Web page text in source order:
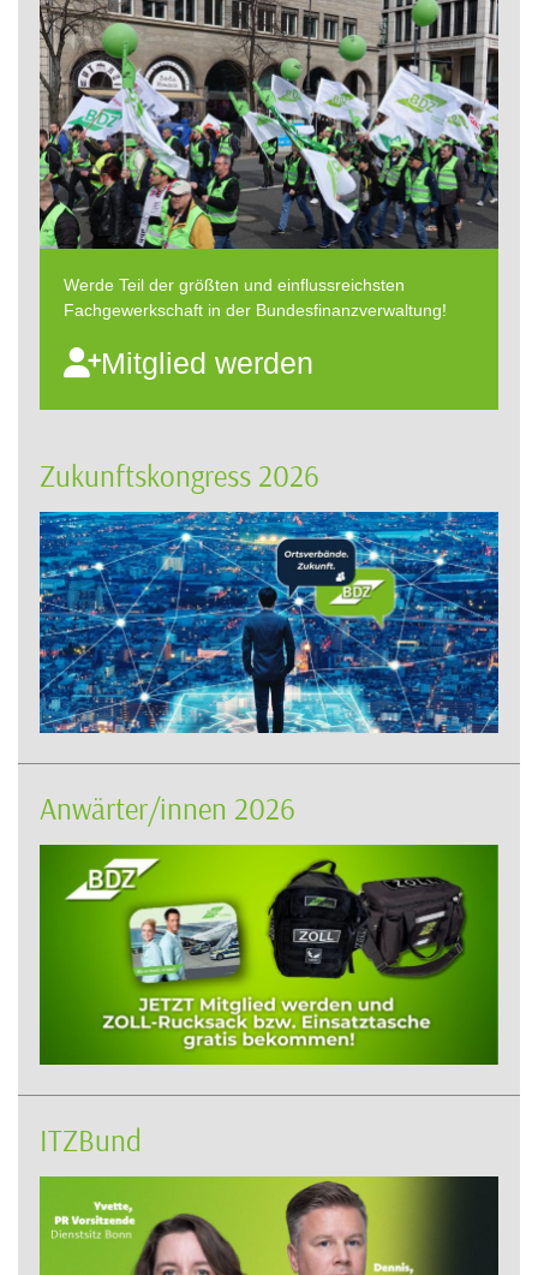
Werde Teil der größten und einflussreichsten
Fachgewerkschaft in der Bundesfinanzverwaltung!
Mitglied werden
Zukunftskongress 2026
Anwärter/innen 2026
ITZBund